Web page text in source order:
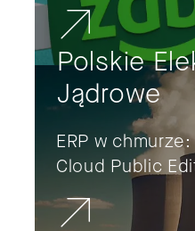
Polskie
Jądrowe
ERP w
Cloud Public